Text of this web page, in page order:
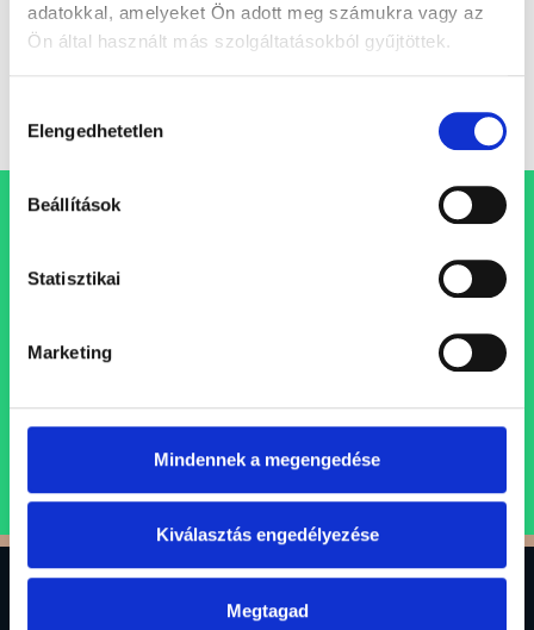
adatokkal, amelyeket Ön adott meg számukra vagy az
Ön által használt más szolgáltatásokból gyűjtöttek.
kiválasztása
Elengedhetetlen
Beállítások
Statisztikai
Marketing
Mindennek a megengedése
Kiválasztás engedélyezése
Megtagad
kihasználtságú prémium...
Folyamatosan bővülő csapatunkba keressük azokat a
támogató szellemi műhely keretein belül folytatnák
ÁLLÁSAJÁNLATOK
0